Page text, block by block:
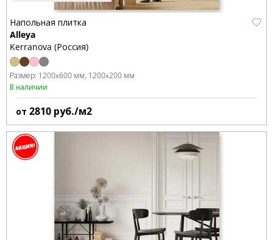
Напольная плитка
Alleya
Kerranova (Россия)
Размер: 1200x600 мм 1200x200 мм
В наличии
от 2810 руб./м2